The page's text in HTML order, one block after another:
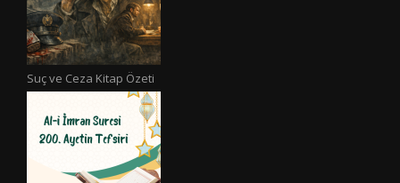
Suç ve Ceza Kitap Özeti